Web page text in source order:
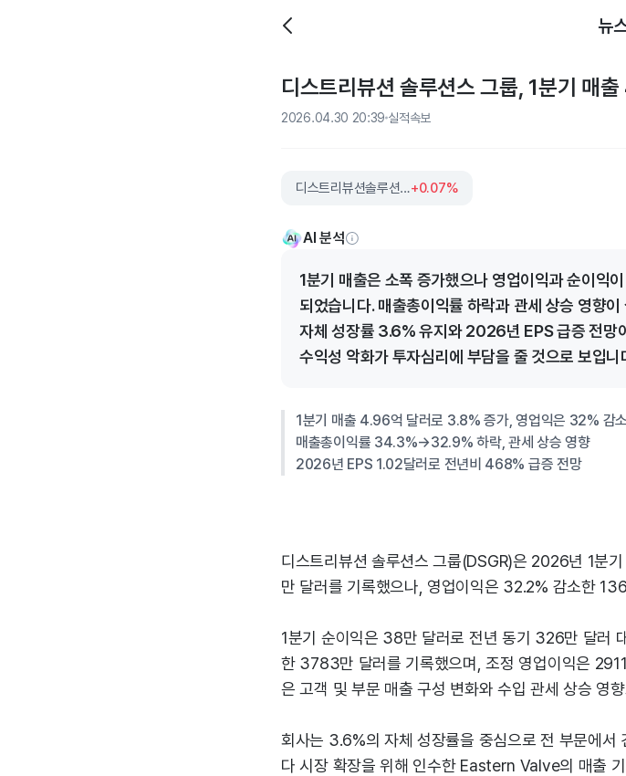
뉴
디스트리뷰션 솔루션스 그룹, 1분기 매
2026.04.30 20:39 실적속보
디스트리뷰션솔루션스그룹+0.07%
AI 분석
1분기 매출은 소폭 증가했으나 영업이익과 순이
되었습니다. 매출총이익률 하락과 관세 상승 영향
자체 성장률 3.6% 유지와 2026년 EPS 급증 전망
수익성 악화가 투자심리에 부담을 줄 것으로 보입니
1분기 매출 4.96억 달러로 3.8% 증가, 영업익은 32% 감소
매출총이익률 34.3%→32.9% 하락, 관세 상승 영향
2026년 EPS 1.02달러로 전년비 468% 급증 전망
디스트리뷰션 솔루션스 그룹(DSGR)은 2026년 1분
만 달러를 기록했으나, 영업이익은 32.2% 감소한
1분기 순이익은 38만 달러로 전년 동기 326만 달러
한 3783만 달러를 기록했으며, 조정 영업이익은
은 고객 및 부문 매출 구성 변화와 수입 관세 상승
회사는 3.6%의 자체 성장률을 중심으로 전 부문에서
다 시장 확장을 위해 인수한 Eastern Valve의 매출